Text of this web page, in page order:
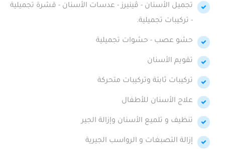
تجميل الأسنان - ڤينيرز - عدسات الأسنان - قشرة تجميلية
- تركيبات تجميلية.
حشو عصب - حشوات تجميلية
تقويم الأسنان
تركيبات ثابتة وتركيبات متحركة
علاج الأسنان للأطفال
تنظيف و تلميع الأسنان وإزالة الجير
إزالة التصبغات و الرواسب الجيرية